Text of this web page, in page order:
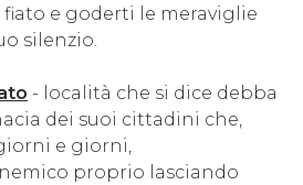
e goderti le meraviglie
silenzio.
- località che si dice debba
dei suoi cittadini che,
e giorni,
proprio lasciando